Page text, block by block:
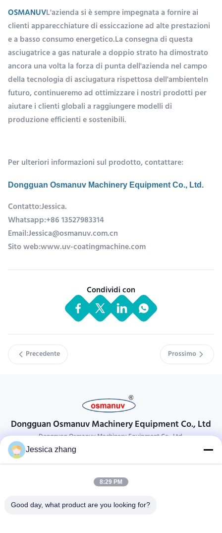
OSMANUVL'azienda si è sempre impegnata a fornire ai
clienti apparecchiature di essiccazione ad alte prestazioni
e a basso consumo energetico.La consegna di questa
asciugatrice a gas naturale a doppio strato ha dimostrato
ancora una volta la forza di punta dell'azienda nel campo
della tecnologia di asciugatura rispettosa dell'ambienteIn
futuro, continueremo ad ottimizzare i nostri prodotti per
aiutare i clienti globali a raggiungere modelli di
produzione efficienti e sostenibili.
Per ulteriori informazioni sul prodotto, contattare:
Dongguan Osmanuv Machinery Equipment Co., Ltd.
Contatto:Jessica.
Whatsapp:+86 13527983314
Email:Jessica@osmanuv.com.cn
Sito web:www.uv-coatingmachine.com
Condividi con
Precedente Prossimo
Dongguan Osmanuv Machinery Equipment Co., Ltd
Dongguan Osmanuv Machinery Equipment Co., Ltd.
Prendi contatto
28 il secondo industriale, chong Wei, Wanjiang, DongGuan,
86-769 -88125248
Jessica zhang
8:29 PM
Good day, what product are you looking for?